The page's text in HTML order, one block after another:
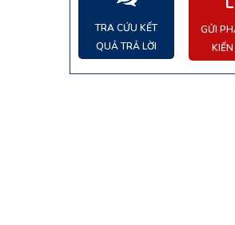
TRA CỨU KẾT
QUẢ TRẢ LỜI
GỬI